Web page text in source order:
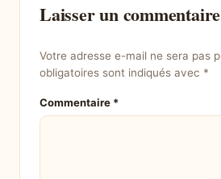
Laisser un commentaire
Votre adresse e-mail ne sera pas
obligatoires sont indiqués avec *
Commentaire *